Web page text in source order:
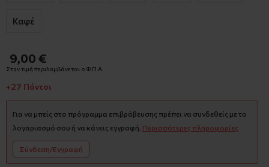
Καφέ
9,00 €
Στην τιμή περιλαμβάνεται ο Φ.Π.Α.
+27 Πόντοι
Για να μπείς στο πρόγραμμα επιβράβευσης πρέπει να συνδεθείς με το
λογαριασμό σου ή να κάνεις εγγραφή. Περισσότερες πληροφορίες
Σύνδεση/Εγγραφή